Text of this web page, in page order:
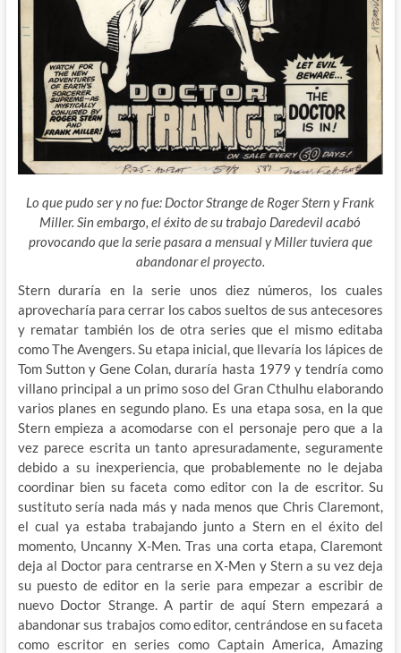
Lo que pudo ser y no fue: Doctor Strange de Roger Stern y Frank
Miller. Sin embargo, el éxito de su trabajo Daredevil acabó
provocando que la serie pasara a mensual y Miller tuviera que
abandonar el proyecto.
Stern duraría en la serie unos diez números, los cuales
aprovecharía para cerrar los cabos sueltos de sus antecesores
y rematar también los de otra series que el mismo editaba
como The Avengers. Su etapa inicial, que llevaría los lápices de
Tom Sutton y Gene Colan, duraría hasta 1979 ytendría como
villano principal a un primo soso del Gran Cthulhu elaborando
varios planes en segundo plano. Es una etapa sosa, en la que
Stern empieza a acomodarse con el personaje pero que a la
vez parece escrita un tanto apresuradamente, seguramente
debido a su inexperiencia, que probablemente no le dejaba
coordinar bien su faceta como editor con la de escritor. Su
sustituto sería nada más y nada menos que Chris Claremont,
el cual ya estaba trabajando junto a Stern en el éxito del
momento, Uncanny X-Men. Tras una corta etapa, Claremont
deja al Doctor para centrarse en X-Men y Stern a su vez deja
su puesto de editor en la serie para empezar a escribir de
nuevo Doctor Strange. A partir de aquí Stern empezará a
abandonar sus trabajos como editor, centrándose en su faceta
como escritor en series como Captain America, Amazing